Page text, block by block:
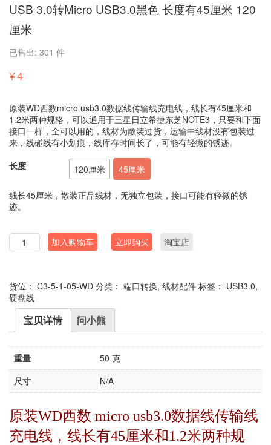
USB 3.0转Micro USB3.0黑色 长度有45厘米 120
厘米
已售出: 301 件
¥4
原装WD西数micro usb3.0数据线传输线充电线，线长有45厘米和
1.2米两种规格，可以通用于三星日立希捷东芝NOTE3，只要和下面
接口一样，全可以用的，线材为散装过货，运输中线材没有包装过
来，线碰线有小划痕，线库存时间长了，可能有轻微的锈迹。
长度
120厘米 45厘米
线长45厘米，散装正品线材，无独立包装，接口可能有轻微的锈
迹。
数
量
加入购物车 立即购买 淘宝店
货位： C3-5-1-05-WD 分类： 端口转换, 线材配件 标签： USB3.0,
硬盘线
宝贝详情 问小熊
重量
50 克
尺寸
N/A
原装WD西数 micro usb3.0数据线传输线
充电线，线长有45厘米和1.2米两种规